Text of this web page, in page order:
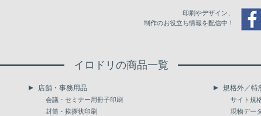
印刷やデザイン、
制作のお役立ち情報を配信中！
イロドリの商品一覧
店舗・事務用品
会議・セミナー用冊子印刷
封筒・挨拶状印刷
規格外／特
サイト規
現物デー